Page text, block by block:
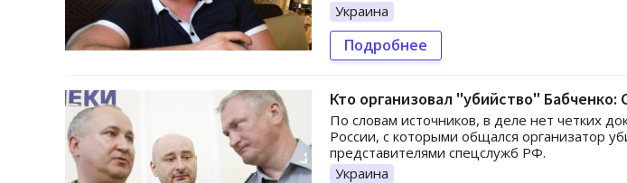
Украина
Подробнее
Кто организовал "убийство"
По словам источников, в деле нет четких
России, с которыми общался организатор
представителями спецслужб РФ.
Украина